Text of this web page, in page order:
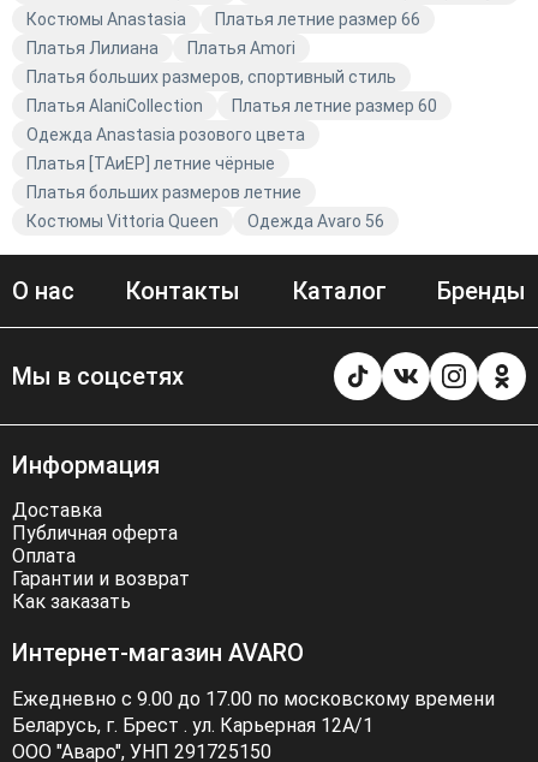
Костюмы Anastasia
Платья летние размер 66
Платья Лилиана
Платья Amori
Платья больших размеров, спортивный стиль
Платья AlaniCollection
Платья летние размер 60
Одежда Anastasia розового цвета
Платья [ТАиЕР] летние чёрные
Платья больших размеров летние
Костюмы Vittoria Queen
Одежда Avaro 56
О нас Контакты Каталог Бренды
Мы в соцсетях
Информация
Доставка
Публичная оферта
Оплата
Гарантии и возврат
Как заказать
Интернет-магазин AVARO
Ежедневно с 9.00 до 17.00 по московскому времени
Беларусь, г. Брест . ул. Карьерная 12А/1
ООО "Аваро", УНП 291725150